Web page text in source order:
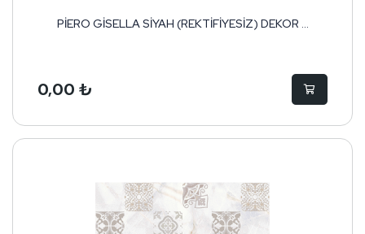
PİERO GİSELLA SİYAH (REKTİFİYESİZ) DEKOR ...
0,00 ₺